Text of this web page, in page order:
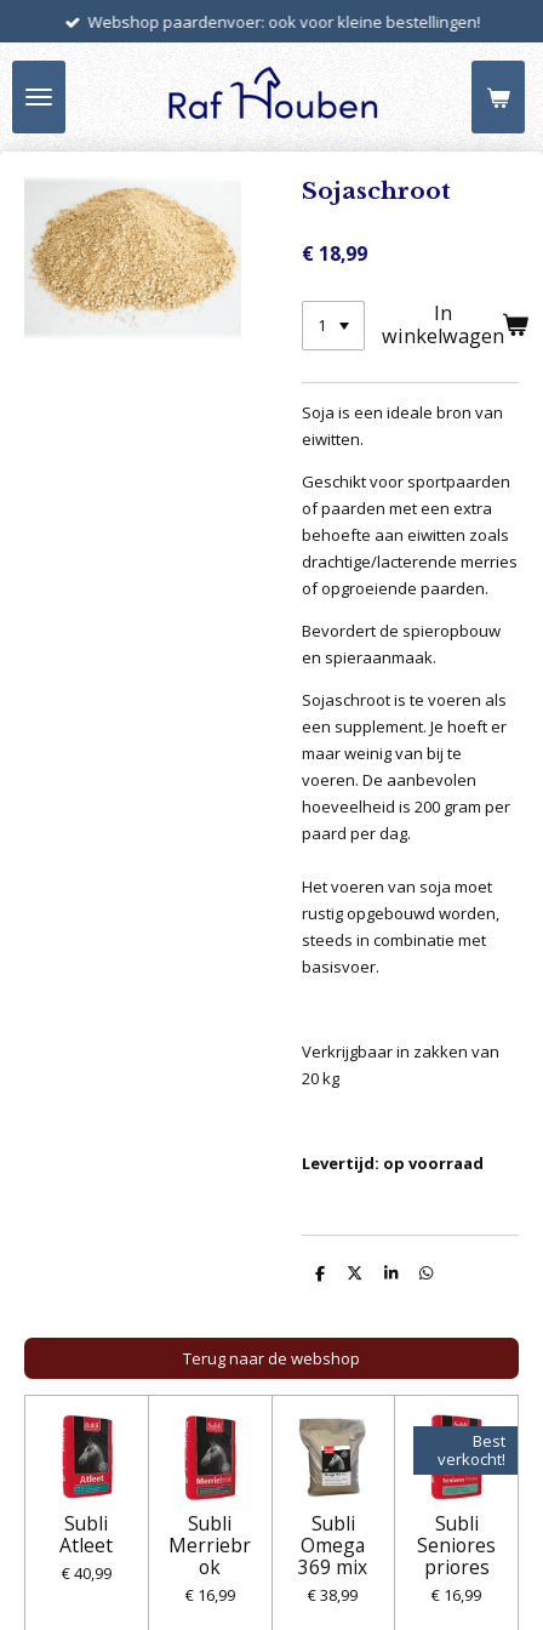
de
hoofdinhoud
Webshop paardenvoer: ook voor kleine bestellingen!
Sojaschroot
€ 18,99
In
winkelwagen
Soja is een ideale bron van
eiwitten.
Geschikt voor sportpaarden
of paarden met een extra
behoefte aan eiwitten zoals
drachtige/lacterende merries
of opgroeiende paarden.
Bevordert de spieropbouw
en spieraanmaak.
Sojaschroot is te voeren als
een supplement. Je hoeft er
maar weinig van bij te
voeren. De aanbevolen
hoeveelheid is 200 gram per
paard per dag.
Het voeren van soja moet
rustig opgebouwd worden,
steeds in combinatie met
basisvoer.
Verkrijgbaar in zakken van
20 kg
Levertijd: op voorraad
D
n
D
S
e
D
n
Terug naar de webshop
Subli
Atleet
€ 40,99
Subli
Merriebr
ok
€ 16,99
Subli
Omega
369 mix
€ 38,99
Best
verkocht!
Subli
Seniores
priores
€ 16,99